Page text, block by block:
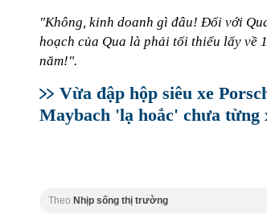
"Không, kinh doanh gì đâu! Đối với
hoạch của Qua là phải tối thiểu lấy về
năm!".
Vừa đập hộp siêu xe
Maybach 'lạ hoắc' chưa
Theo Nhịp sống thị trường